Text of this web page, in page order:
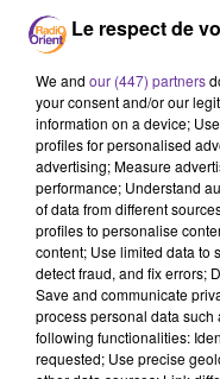
Nadia Hai
20 avril 2022 - 18 min
NADIA HAI,
Le respect de
We and our (447) partners
your consent and/or our
information on a device;
profiles for personalised
advertising; Measure
performance; Understand
of data from different
profiles to personalise
content; Use limited data to
detect fraud, and fix errors;
Save and communicate
process personal data
following functionalities:
requested; Use precise